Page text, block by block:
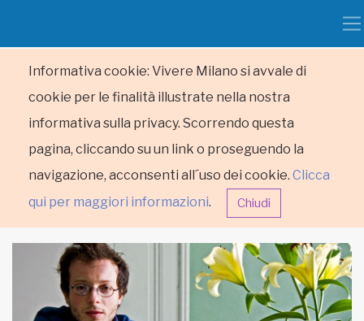
Informativa cookie: Vivere Milano si avvale di
cookie per le finalità illustrate nella nostra
informativa sulla privacy. Scorrendo questa
pagina, cliccando su un link o proseguendo la
navigazione, acconsenti all´uso dei cookie. Clicca
qui per maggiori informazioni. Chiudi